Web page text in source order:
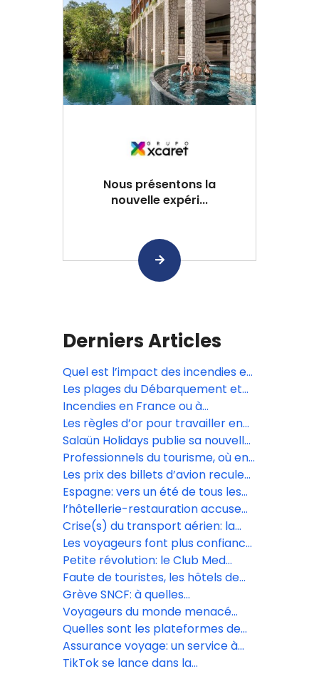
Nous présentons la
nouvelle expéri...
Derniers Articles
Quel est l’impact des incendies en
Gironde?
Les plages du Débarquement et
les Forteresses royales du
Languedoc inscrites à l’Unesco
Incendies en France ou à
l’étranger: quels sont les droits
des vacanciers?
Les règles d’or pour travailler en
confiance avec les réceptifs
Salaün Holidays publie sa nouvelle
brochure dédiée aux voyages de
fêtes
Professionnels du tourisme, où en
êtes-vous avec l’IA? Répondez à
notre sondage
Les prix des billets d’avion reculent
sur le moyen-courrier, selon le
baromètre Digitrips/L’Écho
Espagne: vers un été de tous les
records?
l’hôtellerie-restauration accuse
de lourdes pertes
Crise(s) du transport aérien: la
décarbonation passe-t-elle à la
trappe?
Les voyageurs font plus confiance
aux agences de voyages qu’à
l’intelligence artificielle
Petite révolution: le Club Med
s’ouvre aux OTA, sans renoncer
aux agences traditionnelles
Faute de touristes, les hôtels de
luxe de Dubaï cassent les prix
Grève SNCF: à quelles
perturbations s’attendre
mercredi 10 juin?
Voyageurs du monde menacé
d’une amende de 1,8 million
d’euros par la Cnil
Quelles sont les plateformes de
voyage préférées des Français?
Assurance voyage: un service à
forte valeur ajoutée
TikTok se lance dans la